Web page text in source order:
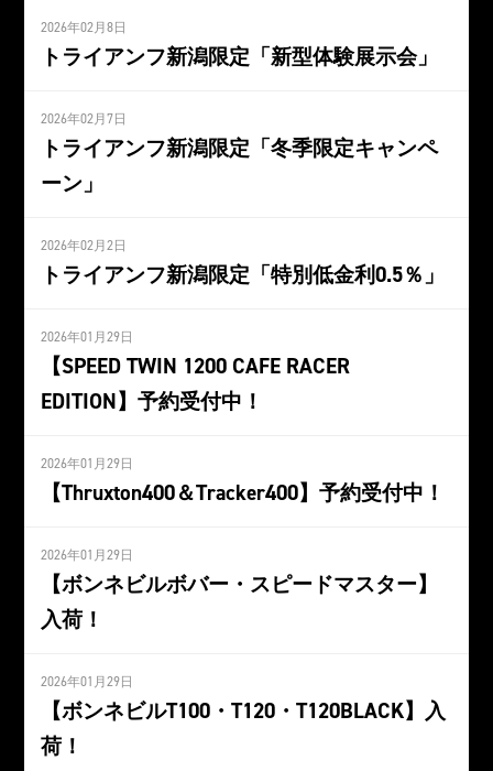
2026年02月8日
トライアンフ新潟限定「新型体験展示会」
2026年02月7日
トライアンフ新潟限定「冬季限定キャンペ
ーン」
2026年02月2日
トライアンフ新潟限定「特別低金利0.5％」
2026年01月29日
【SPEED TWIN 1200 CAFE RACER
EDITION】予約受付中！
2026年01月29日
【Thruxton400＆Tracker400】予約受付中！
2026年01月29日
【ボンネビルボバー・スピードマスター】
入荷！
2026年01月29日
【ボンネビルT100・T120・T120BLACK】入
荷！